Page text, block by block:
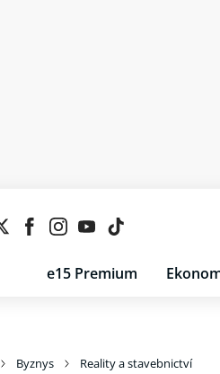
e15 Premium
Byznys Reality a stavebnictví